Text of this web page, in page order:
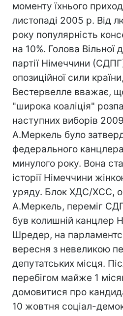
моменту їхнього
листопаді 2005 р. Від
року популярність
на 10%. Голова Вільної
партії Німеччини
опозиційної сили
Вестервелле вважає,
"широка коаліція"
наступних виборів
А.Меркель було
федерального
минулого року. Вона
історії Німеччини
уряду. Блок ХДС/ХСС,
А.Меркель, переміг
був колишній канцлер
Шредер, на
вересня з невеликою
депутатських місця.
перебігом майже 1
домовитися про
10 жовтня соціал-